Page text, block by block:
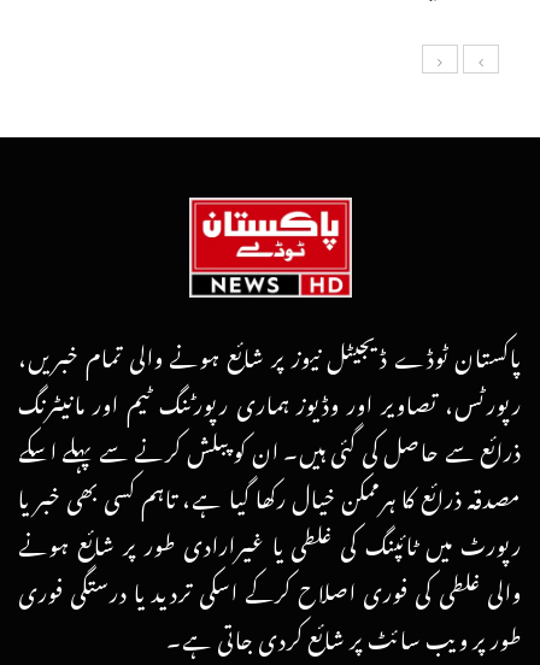
پاکستان ٹوڈے ڈیجیٹل نیوز پر شائع ہونے والی تمام خبریں،
رپورٹس، تصاویر اور وڈیوز ہماری رپورٹنگ ٹیم اور مانیٹرنگ
ذرائع سے حاصل کی گئی ہیں۔ ان کو پبلش کرنے سے پہلے اسکے
مصدقہ ذرائع کا ہرممکن خیال رکھا گیا ہے، تاہم کسی بھی خبر یا
رپورٹ میں ٹائپنگ کی غلطی یا غیرارادی طور پر شائع ہونے
والی غلطی کی فوری اصلاح کرکے اسکی تردید یا درستگی فوری
طور پر ویب سائٹ پر شائع کردی جاتی ہے۔